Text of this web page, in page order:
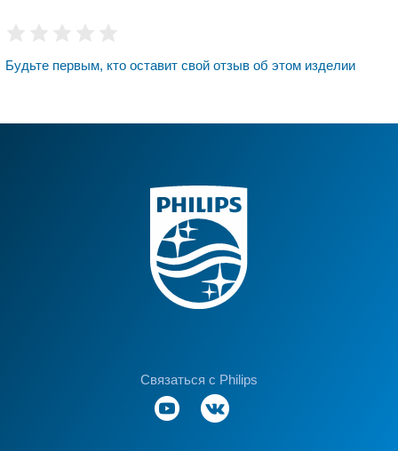
Будьте первым, кто оставит свой отзыв об этом изделии
Связаться с Philips